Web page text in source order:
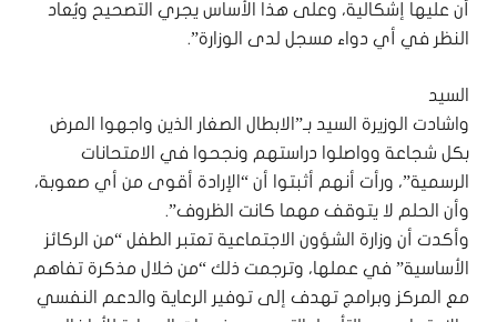
أن عليها إشكالية، وعلى هذا الأساس يجري التصحيح ويُعاد
النظر في أي دواء مسجل لدى الوزارة”.
السيد
واشادت الوزيرة السيد بـ”الابطال الصغار الذين واجهوا المرض
بكل شجاعة وواصلوا دراستهم ونجحوا في الامتحانات
الرسمية”، ورأت أنهم أثبتوا أن “الإرادة أقوى من أي صعوبة،
وأن الحلم لا يتوقف مهما كانت الظروف”.
وأكدت أن وزارة الشؤون الاجتماعية تعتبر الطفل “من الركائز
الأساسية” في عملها، وترجمت ذلك “من خلال مذكرة تفاهم
مع المركز وبرامج تهدف إلى توفير الرعاية والدعم النفسي